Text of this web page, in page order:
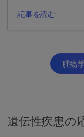
記事を読む
腫瘍
遺伝性疾患の